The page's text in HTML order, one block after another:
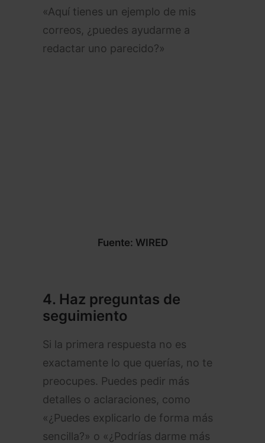
«Aquí tienes un ejemplo de mis
correos, ¿puedes ayudarme a
redactar uno parecido?»
Fuente: WIRED
4. Haz preguntas de
seguimiento
Si la primera respuesta no es
exactamente lo que querías, no te
preocupes. Puedes pedir más
detalles o aclaraciones, como
«¿Puedes explicarlo de forma más
sencilla?» o «¿Podrías darme más